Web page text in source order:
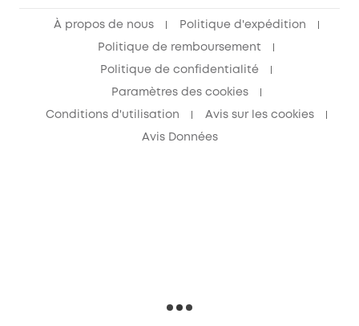
À propos de nous Politique d'expédition
Politique de remboursement
Politique de confidentialité
Paramètres des cookies
Conditions d'utilisation Avis sur les cookies
Avis Données